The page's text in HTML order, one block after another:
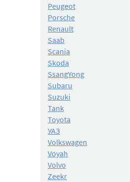
Peugeot
Porsche
Renault
Saab
Scania
Skoda
SsangYong
Subaru
Suzuki
Tank
Toyota
УАЗ
Volkswagen
Voyah
Volvo
Zeekr